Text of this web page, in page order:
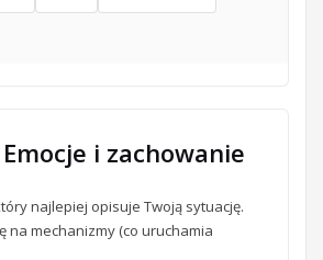
i zachowanie
najlepiej opisuje Twoją sytuację.
na mechanizmy (co uruchamia